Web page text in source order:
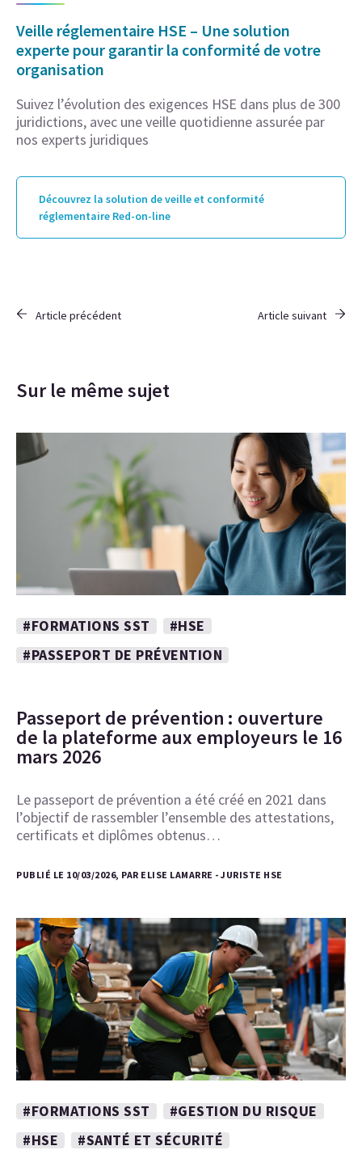
Veille réglementaire HSE – Une solution
experte pour garantir la conformité de votre
organisation
Suivez l’évolution des exigences HSE dans plus de 300
juridictions, avec une veille quotidienne assurée par
nos experts juridiques
Découvrez la solution de veille et conformité
réglementaire Red-on-line
Article précédent Article suivant
Sur le même sujet
#FORMATIONS SST
#HSE
#PASSEPORT DE PRÉVENTION
Passeport de prévention : ouverture
de la plateforme aux employeurs le 16
mars 2026
Le passeport de prévention a été créé en 2021 dans
l’objectif de rassembler l’ensemble des attestations,
certificats et diplômes obtenus…
PUBLIÉ LE 10/03/2026, PAR ELISE LAMARRE - JURISTE HSE
#FORMATIONS SST
#GESTION DU RISQUE
#HSE
#SANTÉ ET SÉCURITÉ